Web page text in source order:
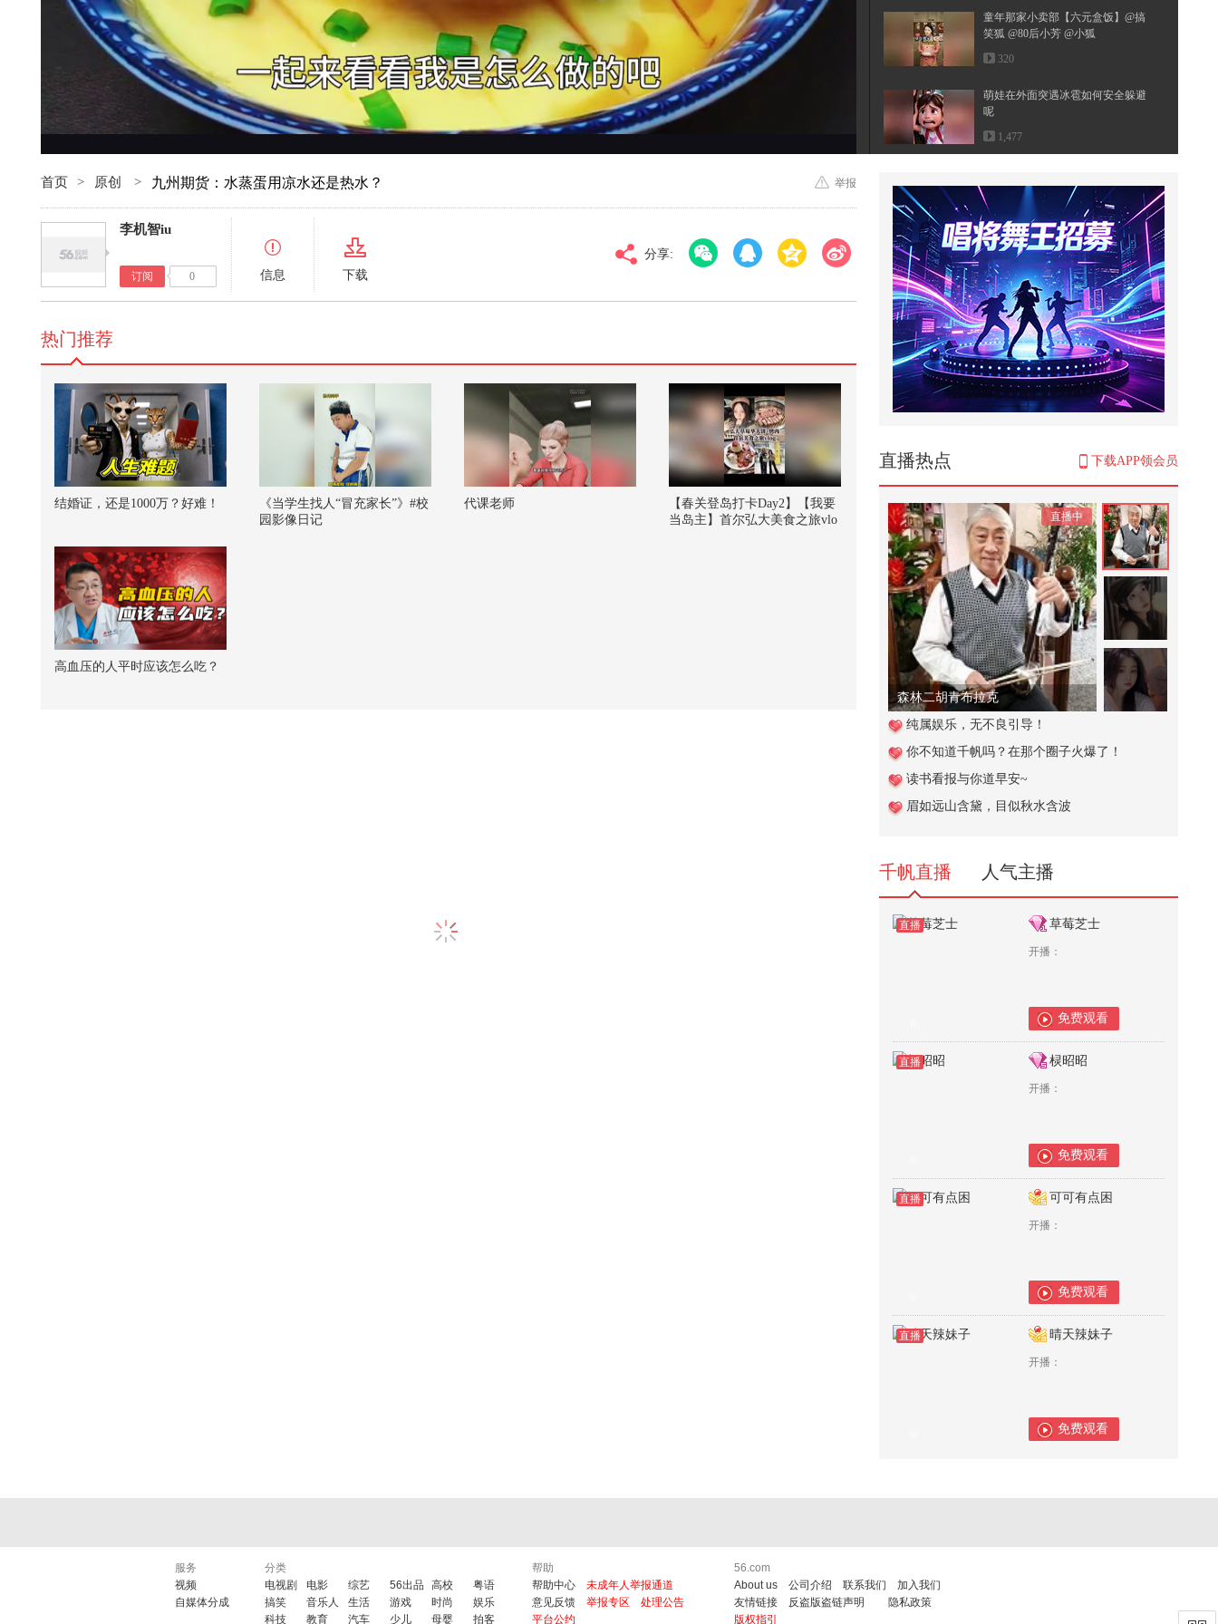
高清 倍速
对比度 100
童年那家小卖部【六元盒饭】@搞
笑狐 @80后小芳 @小狐
320
萌娃在外面突遇冰雹如何安全躲避
呢
1,477
2,500
当文化遇上武打。热映电影《火遮
眼》里的招式真的能打吗？@张朝
阳...
7,815
#关注流看美加墨 #2026关注流舞蹈
大赛 #2026关注流国风舞乐大赛 #
2...
1,056
#笑花笑草上线ing
不要钱的西瓜真甜#2026春季搜狐
视频关注流大会 #搜狐视频关注流2
02...
7,155
还记得，你的初心吗？
5,832
￼【春关登岛打卡Day13】【春关
OOTD展示】dejavu#欢迎登陆春关
岛 #...
581
#文化有时节
17,554
托卡耶夫当面“劝和”，普京沉默以
对：俄在后院的叙事垄断，开始
首页 > 原创 > 九州期货：水蒸蛋用凉水还是热水？ 举报
李机智iu
订阅 0 信息 下载
分享:
直播热点 下载APP领会员
直播中
森林二胡青布拉克
纯属娱乐，无不良引导！
你不知道千帆吗？在那个圈子火爆了！
读书看报与你道早安~
眉如远山含黛，目似秋水含波
千帆直播 人气主播
直播 草莓芝士
开播：
免费观看
直播 棂昭昭
开播：
免费观看
直播 可可有点困
开播：
免费观看
直播 晴天辣妹子
开播：
免费观看
热门推荐
结婚证，还是1000万？好难！
《当学生找人“冒充家长”》#校
园影像日记
代课老师
【春关登岛打卡Day2】【我要
当岛主】首尔弘大美食之旅vlo
高血压的人平时应该怎么吃？
服务
视频
自媒体分成
分类
电视剧
电影 综艺 56出品 高校
粤语
搞笑
音乐人 生活 游戏 时尚
娱乐
科技
教育 汽车 少儿 母婴 拍客
帮助
帮助中心
未成年人举报通道
意见反馈
举报专区
处理公告
平台公约
56.com
About us
公司介绍 联系我们
加入我们
友情链接
反盗版盗链声明
隐私政策
版权指引